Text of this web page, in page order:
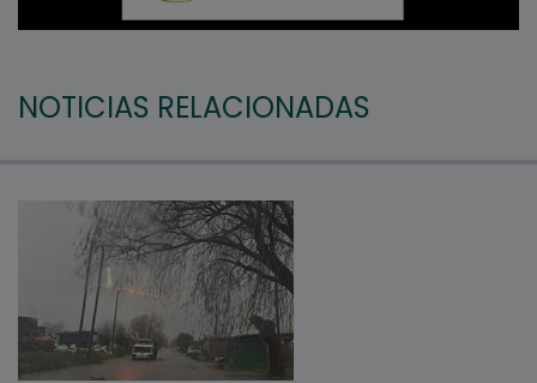
NOTICIAS RELACIONADAS